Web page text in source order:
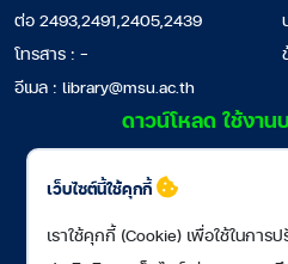
เว็บไซต์นี้ใช้คุกกี้
เราใช้คุกกี้ (Cookie) เพื่อใช้ในการ
ต่อ 2493,2491,2405,2439
โทรสาร : -
อีเมล : library@msu.ac.th
ดาวน์โหลด ใช้งา